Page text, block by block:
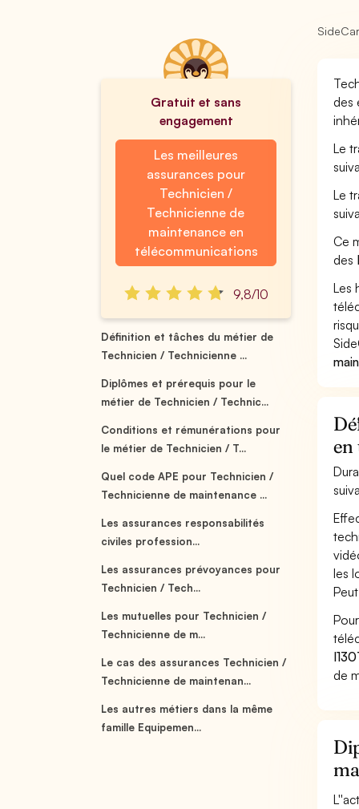
Gratuit et sans
engagement
Les meilleures
assurances pour
Technicien /
Technicienne de
maintenance en
télécommunications
9,8/10
Définition et tâches du métier de
Technicien / Technicienne ...
Diplômes et prérequis pour le
métier de Technicien / Technic...
Conditions et rémunérations pour
le métier de Technicien / T...
Quel code APE pour Technicien /
Technicienne de maintenance ...
Les assurances responsabilités
civiles profession...
Les assurances prévoyances pour
Technicien / Tech...
Les mutuelles pour Technicien /
Technicienne de m...
Le cas des assurances Technicien /
Technicienne de maintenan...
Les autres métiers dans la même
famille Equipemen...
des
Le
Le
Ce
des
Les
en
les
de